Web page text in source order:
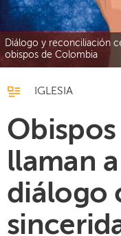
Diálogo y reconciliación
obispos de Colombia
IGLESIA
llaman
diálogo